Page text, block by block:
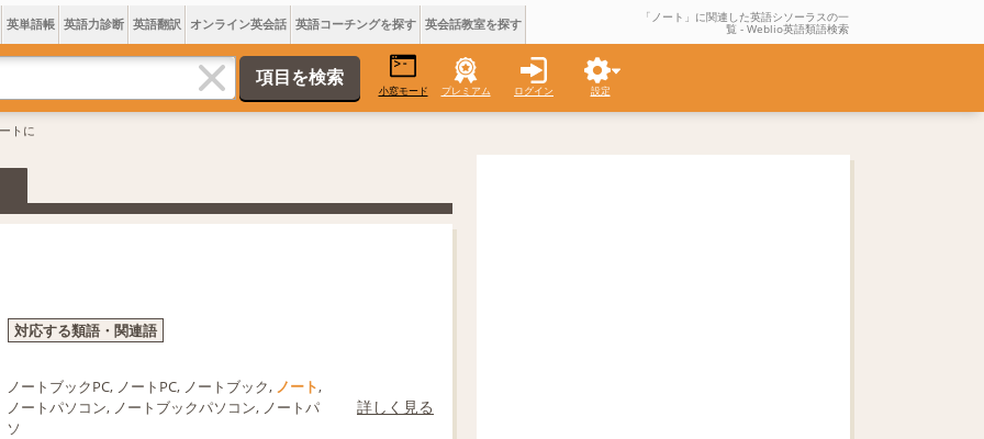
英単語帳 英語力診断 英語翻訳 オンライン英会話 英語コーチングを探す 英会話教室を探す 「ノート」に関連した英語シソーラスの一
覧 - Weblio英語類語検索
小窓モード プレミアム ログイン 設定
トに
対応する類語・関連語
ノートブックPC, ノートPC, ノートブック, ノート,
ノートパソコン, ノートブックパソコン, ノートパ
ソ
詳しく見る